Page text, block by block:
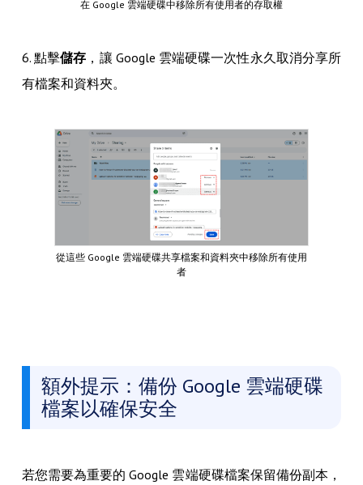
在 Google 雲端硬碟中移除所有使用者的存取權
6. 點擊儲存 ，讓 Google 雲端硬碟一次性永久取消分享所
有檔案和資料夾。
從這些 Google 雲端硬碟共享檔案和資料夾中移除所有使用
者
額外提示：備份 Google 雲端硬碟
檔案以確保安全
若您需要為重要的 Google 雲端硬碟檔案保留備份副本，